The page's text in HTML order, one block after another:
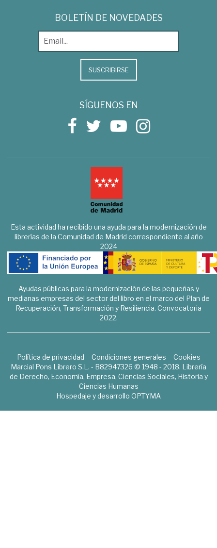
BOLETÍN DE NOVEDADES
SUSCRIBIRSE
SÍGUENOS EN
Esta actividad ha recibido una ayuda para la modernización de
librerías de la Comunidad de Madrid correspondiente al año
2024
Ayudas públicas para la modernización de las pequeñas y
medianas empresas del sector del libro en el marco del Plan de
Recuperación, Transformación y Resiliencia. Convocatoria
2022.
Política de privacidad Condiciones generales
Cookies
Marcial Pons Librero S.L. - B82947326 © 1948 - 2018. Librería
de Derecho, Economía, Empresa, Ciencias Sociales, Historia y
Ciencias Humanas
Hospedaje y desarrollo OPTYMA